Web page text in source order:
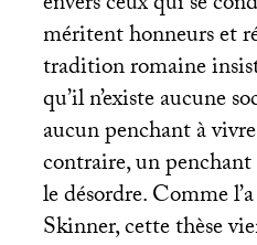
méritent honneurs et
tradition romaine
qu’il n’existe aucune
aucun penchant à
contraire, un
le désordre. Comme
Skinner, cette thèse